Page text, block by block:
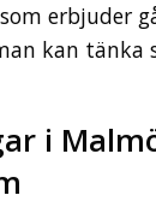
erbjuder
kan tänka
i